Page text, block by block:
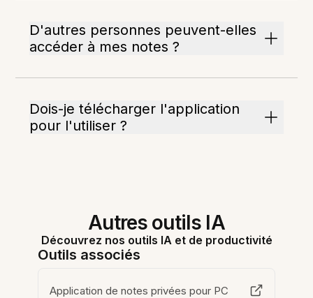
D'autres personnes peuvent-elles
accéder à mes notes ?
Dois-je télécharger l'application
pour l'utiliser ?
Autres outils IA
Découvrez nos outils IA et de productivité
Outils associés
Application de notes privées pour PC